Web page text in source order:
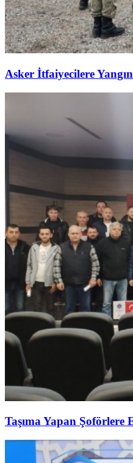
Asker İtfaiyecilere
Taşıma Yapan Şoförlere